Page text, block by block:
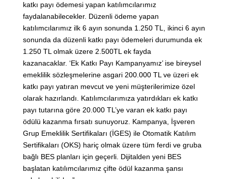
katkı payı ödemesi yapan katılımcılarımız
faydalanabilecekler. Düzenli ödeme yapan
katılımcılarımız ilk 6 ayın sonunda 1.250 TL, ikinci 6 ayın
sonunda da düzenli katkı payı ödemeleri durumunda ek
1.250 TL olmak üzere 2.500TL ek fayda
kazanacaklar. ‘Ek Katkı Payı Kampanyamız’ ise bireysel
emeklilik sözleşmelerine asgari 200.000 TL ve üzeri ek
katkı payı yatıran mevcut ve yeni müşterilerimize özel
olarak hazırlandı. Katılımcılarımıza yatırdıkları ek katkı
payı tutarına göre 20.000 TL’ye varan ek katkı payı
ödülü kazanma fırsatı sunuyoruz. Kampanya, İşveren
Grup Emeklilik Sertifikaları (İGES) ile Otomatik Katılım
Sertifikaları (OKS) hariç olmak üzere tüm ferdi ve gruba
bağlı BES planları için geçerli. Dijitalden yeni BES
başlatan katılımcılarımız çifte ödül kazanma şansı